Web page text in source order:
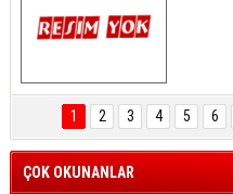
KARTAL ENGELSİZ
YAŞAM FESTİVALİ
KONSERİ
İZLEYİCİLERİ MEST
1 2 3 4 5 6
ÇOK OKUNANLAR